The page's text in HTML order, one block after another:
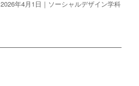
2026年4月1日｜ソーシャルデザイン学科